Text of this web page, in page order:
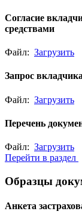
Согласие
средствами
Файл: Загрузить
Запрос
Файл: Загрузить
Перечень
Файл: Загрузить
Перейти в раздел
Образцы
Анкета